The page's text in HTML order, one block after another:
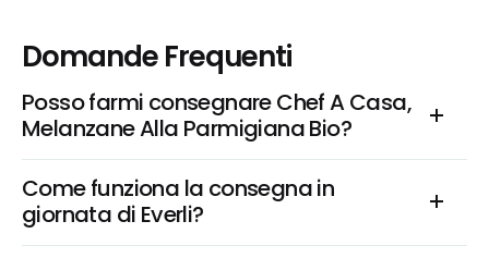
Domande Frequenti
Posso farmi consegnare Chef A Casa,
Melanzane Alla Parmigiana Bio?
Come funziona la consegna in
giornata di Everli?